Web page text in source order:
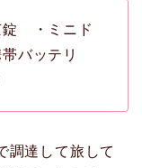
錠 ・ミニド
バッテリ
調達して旅して